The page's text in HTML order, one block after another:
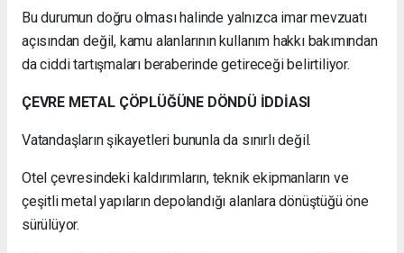
Bu durumun doğru olması halinde yalnızca imar mevzuatı
açısından değil, kamu alanlarının kullanım hakkı bakımından
da ciddi tartışmaları beraberinde getireceği belirtiliyor.
ÇEVRE METAL ÇÖPLÜĞÜNE DÖNDÜ İDDİASI
Vatandaşların şikayetleri bununla da sınırlı değil.
Otel çevresindeki kaldırımların, teknik ekipmanların ve
çeşitli metal yapıların depolandığı alanlara dönüştüğü öne
sürülüyor.